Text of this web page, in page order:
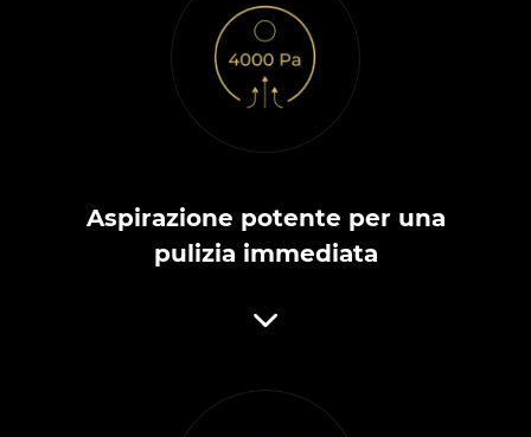
Aspirazione potente per una
pulizia immediata